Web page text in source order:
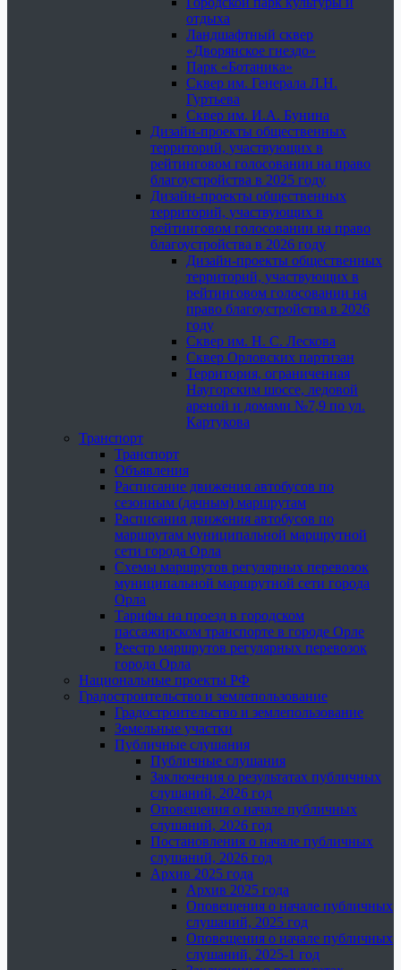
отдыха
Ландшафтный сквер
«Дворянское гнездо»
Парк «Ботаника»
Сквер им. Генерала Л.Н.
Гуртьева
Сквер им. И.А. Бунина
Дизайн-проекты общественных
территорий, участвующих в
рейтинговом голосовании на право
благоустройства в 2025 году
Дизайн-проекты общественных
территорий, участвующих в
рейтинговом голосовании на право
благоустройства в 2026 году
Дизайн-проекты общественных
территорий, участвующих в
рейтинговом голосовании на
право благоустройства в 2026
году
Сквер им. Н. С. Лескова
Сквер Орловских партизан
Территория, ограниченная
Наугорским шоссе, ледовой
ареной и домами №7,9 по ул.
Картукова
Транспорт
Транспорт
Объявления
Расписание движения автобусов по
сезонным (дачным) маршрутам
Расписания движения автобусов по
маршрутам муниципальной маршрутной
сети города Орла
Схемы маршрутов регулярных перевозок
муниципальной маршрутной сети города
Орла
Тарифы на проезд в городском
пассажирском транспорте в городе Орле
Реестр маршрутов регулярных перевозок
города Орла
Национальные проекты РФ
Градостроительство и землепользование
Градостроительство и землепользование
Земельные участки
Публичные слушания
Публичные слушания
Заключения о результатах публичных
слушаний, 2026 год
Оповещения о начале публичных
слушаний, 2026 год
Постановления о начале публичных
слушаний, 2026 год
Архив 2025 года
Архив 2025 года
Оповещения о начале публичных
слушаний, 2025 год
Оповещения о начале публичных
слушаний, 2025-1 год